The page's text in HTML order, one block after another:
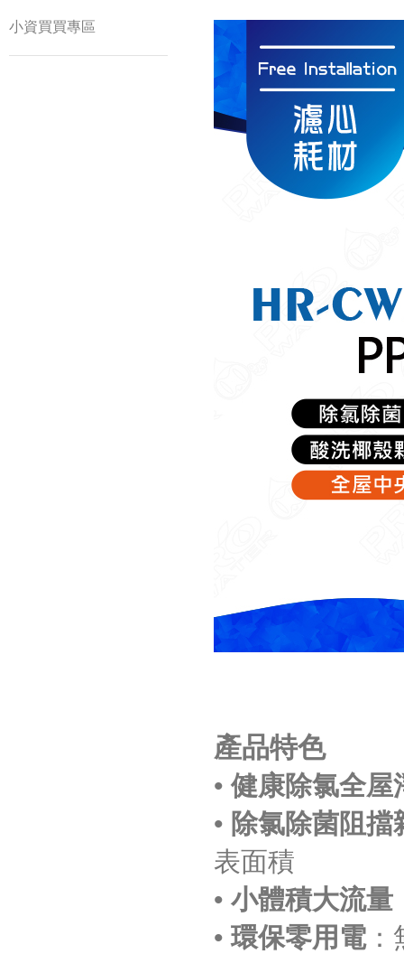
小資買買專區
產品特色
• 健康除氯全屋
• 除氯除菌阻擋
表面積
• 小體積大流量
•環保零用電：